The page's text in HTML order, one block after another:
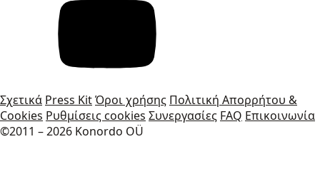
Σχετικά Press KitΌροι χρήσης Πολιτική Απορρήτου &
Cookies Ρυθμίσεις cookies Συνεργασίες FAQ Επικοινωνία
©2011 – 2026 Konordo OÜ